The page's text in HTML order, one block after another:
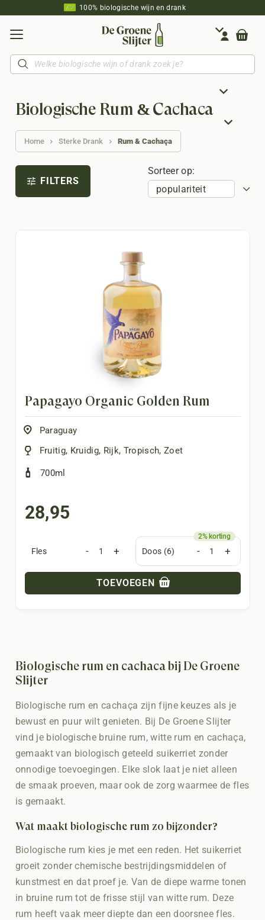
100% biologische wijn en drank
Producten
zoeken
Papagayo Organic Golden Rum
Paraguay
Fruitig, Kruidig, Rijk, Tropisch,Zoet
700ml
28,95
Fles - + Doos (6) - +
TOEVOEGEN
Biologische rum en cachaça bij De Groene
Slijter
Biologische rum en cachaça zijn fijne keuzes als je
bewust en puur wilt genieten. Bij De Groene Slijter
vind je biologische bruine rum, witte rum en cachaça,
gemaakt van biologisch geteeld suikerriet zonder
onnodige toevoegingen. Elke slok laat je niet alleen
de smaak proeven, maar ook de zorg waarmee de fles
is gemaakt.
Wat maakt biologische rum zo bijzonder?
Biologische rum kies je met een reden. Het suikerriet
groeit zonder chemische bestrijdingsmiddelen of
kunstmest en dat proef je. Van de diepe warme tonen
in bruine rum tot de frisse stijl van witte rum. Deze
rum heeft vaak meer diepte dan een doorsnee fles.
Biologische Rum & Cachaça
Home Sterke Drank Rum & Cachaça
tune FILTERS
Sorteer op: